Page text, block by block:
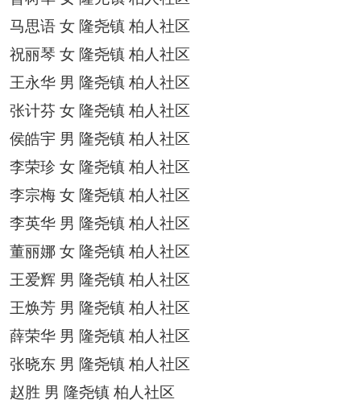
马思语 女 隆尧镇 柏人社区
祝丽琴 女 隆尧镇 柏人社区
王永华 男 隆尧镇 柏人社区
张计芬 女 隆尧镇 柏人社区
侯皓宇 男 隆尧镇 柏人社区
李荣珍 女 隆尧镇 柏人社区
李宗梅 女 隆尧镇 柏人社区
李英华 男 隆尧镇 柏人社区
董丽娜 女 隆尧镇 柏人社区
王爱辉 男 隆尧镇 柏人社区
王焕芳 男 隆尧镇 柏人社区
薛荣华 男 隆尧镇 柏人社区
张晓东 男 隆尧镇 柏人社区
赵胜 男 隆尧镇 柏人社区